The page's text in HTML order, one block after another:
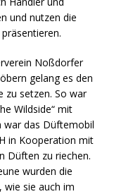
und nutzen die
Noßdorfer
gelang es den
zu setzen. So war
Wildside“ mit
war das Düftemobil
in Kooperation mit
Düften zu riechen.
wurden die
wie sie auch im